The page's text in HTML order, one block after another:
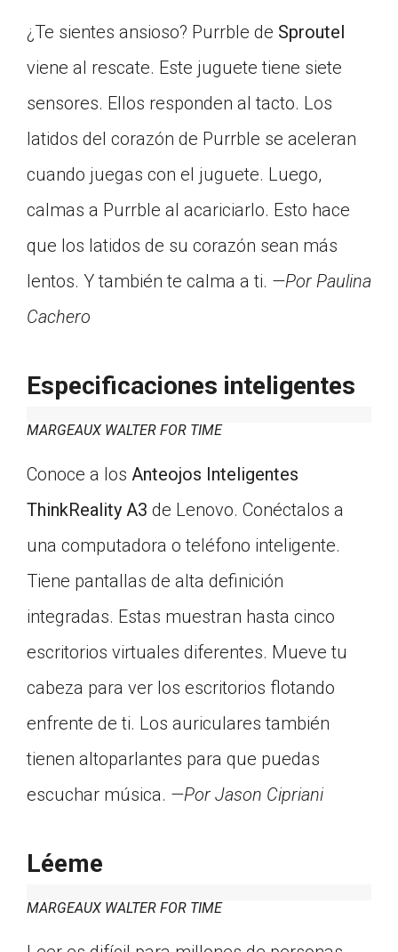
¿Te sientes ansioso? Purrble de Sproutel
viene al rescate. Este juguete tiene siete
sensores. Ellos responden al tacto. Los
latidos del corazón de Purrble se aceleran
cuando juegas con el juguete. Luego,
calmas a Purrble al acariciarlo. Esto hace
que los latidos de su corazón sean más
lentos. Y también te calma a ti. —Por Paulina
Cachero
Especificaciones inteligentes
MARGEAUX WALTER FOR TIME
Conoce a los Anteojos Inteligentes
ThinkReality A3 de Lenovo. Conéctalos a
una computadora o teléfono inteligente.
Tiene pantallas de alta definición
integradas. Estas muestran hasta cinco
escritorios virtuales diferentes. Mueve tu
cabeza para ver los escritorios flotando
enfrente de ti. Los auriculares también
tienen altoparlantes para que puedas
escuchar música. —Por Jason Cipriani
Léeme
MARGEAUX WALTER FOR TIME